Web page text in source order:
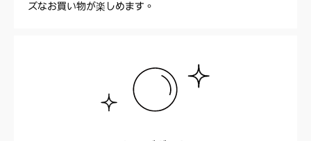
ズなお買い物が楽しめます。